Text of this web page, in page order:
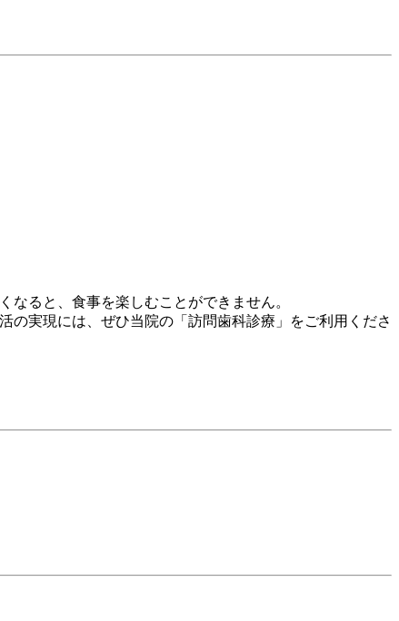
ると、食事を楽しむことができません。
の実現には、ぜひ当院の「訪問歯科診療」をご利用くださ